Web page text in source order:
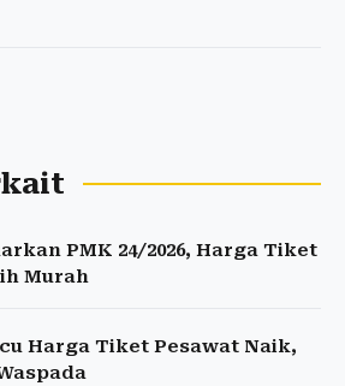
PMK 24/2026, Harga Tiket
Murah
Harga Tiket Pesawat Naik,